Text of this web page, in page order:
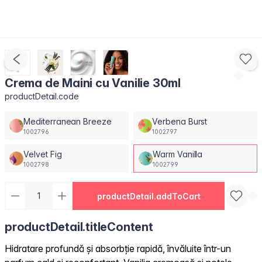
Crema de Maini cu Vanilie 30ml
productDetail.code
Mediterranean Breeze
1002796
Verbena Burst
1002797
Velvet Fig
1002798
Warm Vanilla
1002799
productDetail.addToCart
productDetail.titleContent
Hidratare profundă și absorbție rapidă, învăluite într-un